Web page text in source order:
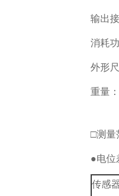
输出
消耗
外形
重量
□测量
●电位
传感